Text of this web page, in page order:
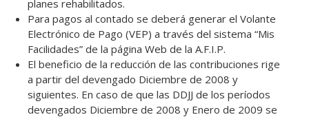
planes rehabilitados.
Para pagos al contado se deberá generar el Volante
Electrónico de Pago (VEP) a través del sistema “Mis
Facilidades” de la página Web de la A.F.I.P.
El beneficio de la reducción de las contribuciones rige
a partir del devengado Diciembre de 2008 y
siguientes. En caso de que las DDJJ de los períodos
devengados Diciembre de 2008 y Enero de 2009 se